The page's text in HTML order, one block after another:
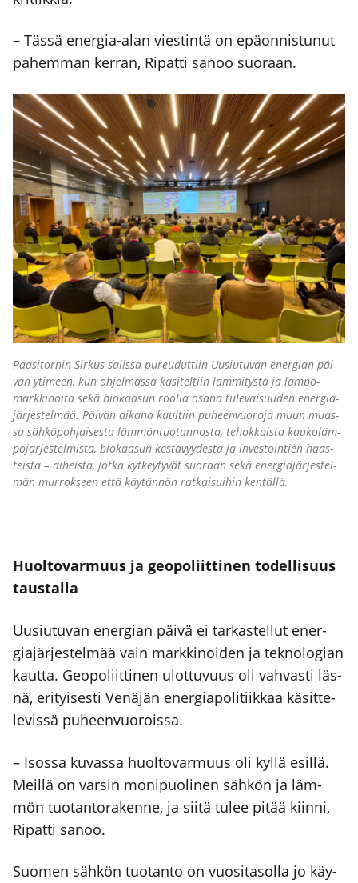
– Täs­sä ener­gia-alan vies­tin­tä on epä­on­nis­tu­nut
pahem­man ker­ran, Ripat­ti sanoo suo­raan.
Paa­si­tor­nin Sir­kus-salis­sa pureu­dut­tiin Uusiu­tu­van ener­gian päi­
vän yti­meen, kun ohjel­mas­sa käsi­tel­tiin läm­mi­tys­tä ja läm­pö­
mark­ki­noi­ta sekä bio­kaa­sun roo­lia osa­na tule­vai­suu­den ener­gia­
jär­jes­tel­mää. Päi­vän aika­na kuul­tiin puheen­vuo­ro­ja muun muas­
sa säh­kö­poh­jai­ses­ta läm­mön­tuo­tan­nos­ta, tehok­kais­ta kau­ko­läm­
pö­jär­jes­tel­mis­tä, bio­kaa­sun kes­tä­vyy­des­tä ja inves­toin­tien haas­
teis­ta – aiheis­ta, jot­ka kyt­key­ty­vät suo­raan sekä ener­gia­jär­jes­tel­
män mur­rok­seen että käy­tän­nön rat­kai­sui­hin ken­täl­lä.
Huol­to­var­muus ja geo­po­liit­ti­nen todel­li­suus
taus­tal­la
Uusiu­tu­van ener­gian päi­vä ei tar­kas­tel­lut ener­
gia­jär­jes­tel­mää vain mark­ki­noi­den ja tek­no­lo­gian
kaut­ta. Geo­po­liit­ti­nen ulot­tu­vuus oli vah­vas­ti läs­
nä, eri­tyi­ses­ti Venä­jän ener­gia­po­li­tiik­kaa käsit­te­
le­vis­sä puheen­vuo­rois­sa.
– Isos­sa kuvas­sa huol­to­var­muus oli kyl­lä esil­lä.
Meil­lä on var­sin moni­puo­li­nen säh­kön ja läm­
mön tuo­tan­to­ra­ken­ne, ja sii­tä tulee pitää kiin­ni,
Ripat­ti sanoo.
Suo­men säh­kön tuo­tan­to on vuo­si­ta­sol­la jo käy­